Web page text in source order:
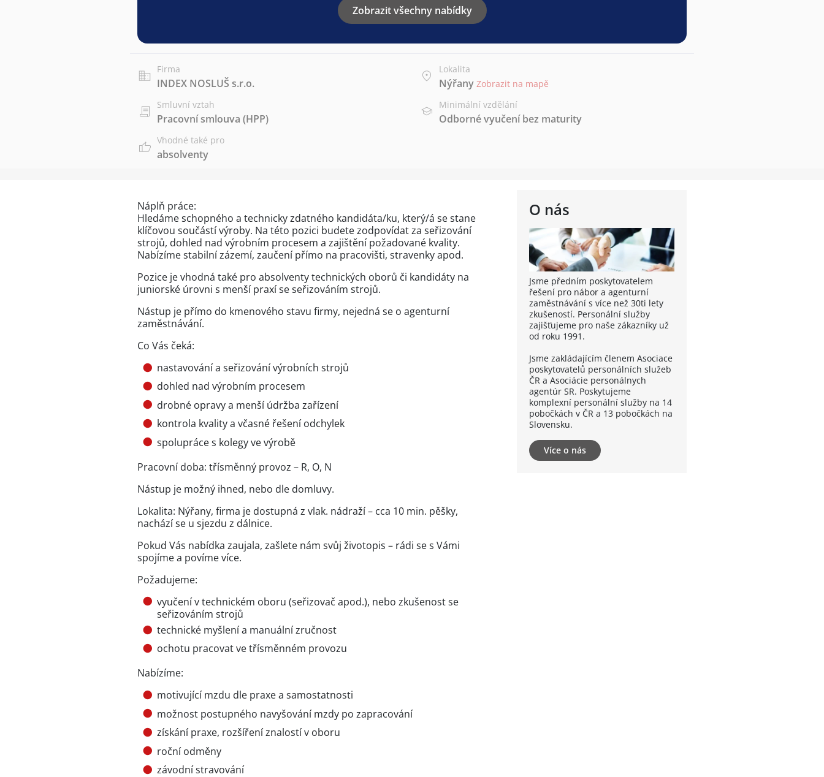
Zobrazit všechny nabídky
Firma
INDEX NOSLUŠ s.r.o.
Lokalita
Nýřany Zobrazit na mapě
Smluvní vztah
Pracovní smlouva (HPP)
Minimální vzdělání
Odborné vyučení bez maturity
Vhodné také pro
absolventy
O nás
Jsme předním poskytovatelem
řešení pro nábor a agenturní
zaměstnávání s více než 30ti lety
zkušeností. Personální služby
zajišťujeme pro naše zákazníky už
od roku 1991.
Jsme zakládajícím členem Asociace
poskytovatelů personálních služeb
ČR a Asociácie personálnych
agentúr SR. Poskytujeme
komplexní personální služby na 14
pobočkách v ČR a 13 pobočkách na
Slovensku.
Více o nás
Náplň práce:
Hledáme schopného a technicky zdatného kandidáta/ku, který/á se stane
klíčovou součástí výroby. Na této pozici budete zodpovídat za seřizování
strojů, dohled nad výrobním procesem a zajištění požadované kvality.
Nabízíme stabilní zázemí, zaučení přímo na pracovišti, stravenky apod.
Pozice je vhodná také pro absolventy technických oborů či kandidáty na
juniorské úrovni s menší praxí se seřizováním strojů.
Nástup je přímo do kmenového stavu firmy, nejedná se o agenturní
zaměstnávání.
Co Vás čeká:
nastavování a seřizování výrobních strojů
dohled nad výrobním procesem
drobné opravy a menší údržba zařízení
kontrola kvality a včasné řešení odchylek
spolupráce s kolegy ve výrobě
Pracovní doba: třísměnný provoz – R, O, N
Nástup je možný ihned, nebo dle domluvy.
Lokalita: Nýřany, firma je dostupná z vlak. nádraží – cca 10 min. pěšky,
nachází se u sjezdu z dálnice.
Pokud Vás nabídka zaujala, zašlete nám svůj životopis – rádi se s Vámi
spojíme a povíme více.
Požadujeme:
vyučení v technickém oboru (seřizovač apod.), nebo zkušenost se
seřizováním strojů
technické myšlení a manuální zručnost
ochotu pracovat ve třísměnném provozu
Nabízíme:
motivující mzdu dle praxe a samostatnosti
možnost postupného navyšování mzdy po zapracování
získání praxe, rozšíření znalostí v oboru
roční odměny
závodní stravování